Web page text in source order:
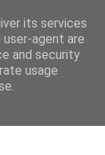
its services
user-agent are
and security
usage